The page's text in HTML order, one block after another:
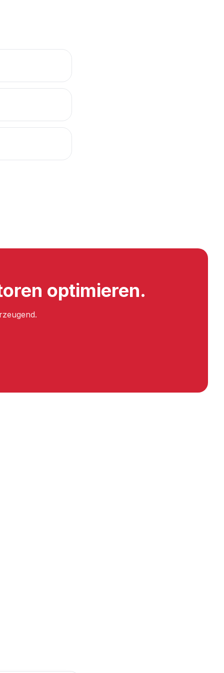
optimieren.